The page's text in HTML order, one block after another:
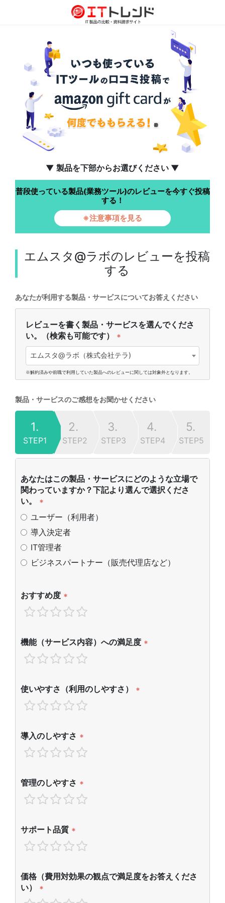
▼ 製品を下部からお選びください ▼
普段使っている製品(業務ツール)のレビューを今すぐ投稿
する！
※注意事項を見る
エムスタ@ラボのレビューを投稿
する
あなたが利用する製品・サービスについてお答えください
レビューを書く製品・サービスを選んでくださ
い。（検索も可能です）
*
エムスタ@ラボ（株式会社テラ)
※解約済みや前職で利用していた製品へのレビューに関しては対象外となります。
製品・サービスのご感想をお聞かせください
1.
STEP1
2.
STEP2
3.
STEP3
4.
STEP4
5.
STEP5
あなたはこの製品・サービスにどのような立場で
関わっていますか？下記より選んで選択くださ
い。
*
ユーザー（利用者）
導入決定者
IT管理者
ビジネスパートナー（販売代理店など）
おすすめ度 *
機能（サービス内容）への満足度 *
使いやすさ（利用のしやすさ） *
導入のしやすさ *
管理のしやすさ *
サポート品質 *
価格（費用対効果の観点で満足度をお答えくださ
い）
*